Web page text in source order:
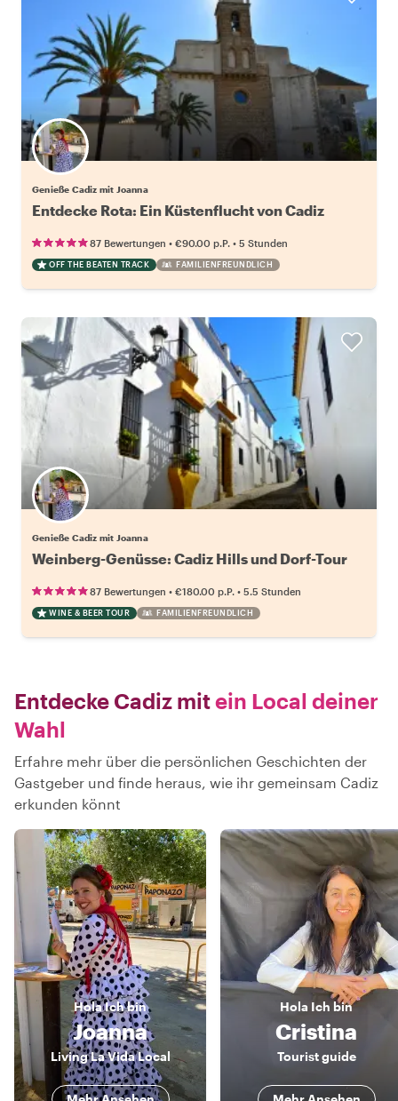
Genieße Cadiz mit Joanna
Entdecke Rota: Ein Küstenflucht von Cadiz
87 Bewertungen • €90.00 p.P. • 5 Stunden
OFF THE BEATEN TRACK FAMILIENFREUNDLICH
Genieße Cadiz mit Joanna
Weinberg-Genüsse: Cadiz Hills und Dorf-Tour
87 Bewertungen • €180.00 p.P. • 5.5 Stunden
WINE & BEER TOUR FAMILIENFREUNDLICH
Entdecke Cadiz mitein Local deiner
Wahl
Erfahre mehr über die persönlichen Geschichten der
Gastgeber und finde heraus, wie ihr gemeinsam Cadiz
erkunden könnt
HolaIch bin
Joanna
Living La Vida Local
Hola Ich bin
Cristina
Tourist guide